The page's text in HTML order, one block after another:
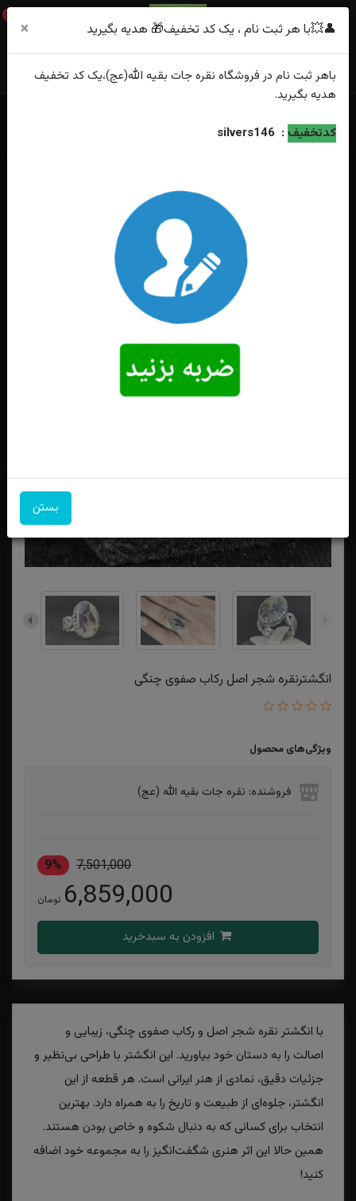
0
خانه فهرست محصولات
انگشترنقره شجر اصل رکاب صفوی چنگی
ویژگی‌های محصول
فروشنده: نقره جات بقیه الله (عج)
7,501,000
9%
6,859,000 تومان
با انگشتر نقره شجر اصل و رکاب صفوی چنگی، زیبایی و
اصالت را به دستان خود بیاورید. این انگشتر با طراحی بی‌نظیر و
جزئیات دقیق، نمادی از هنر ایرانی است. هر قطعه از این
انگشتر، جلوه‌ای از طبیعت و تاریخ را به همراه دارد. بهترین
انتخاب برای کسانی که به دنبال شکوه و خاص بودن هستند.
همین حالا این اثر هنری شگفت‌انگیز را به مجموعه خود اضافه
کنید!
👤💥با هر ثبت نام ، یک کد تخفیف🎁 هدیه بگیرید ×
باهر ثبت نام در فروشگاه نقره جات بقیه الله(عج)،یک کد تخفیف
هدیه بگیرید.
کدتخفیف :
silvers146
بستن